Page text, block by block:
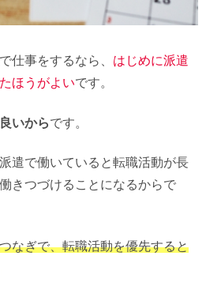
仕事をするなら、 はじめに派遣
ほうがよいです。
いからです。
遣で働いていると転職活動が長
きつづけることになるからで
なぎで、転職活動を優先すると